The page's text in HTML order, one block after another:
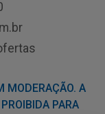
MODERAÇÃO. A
PARA